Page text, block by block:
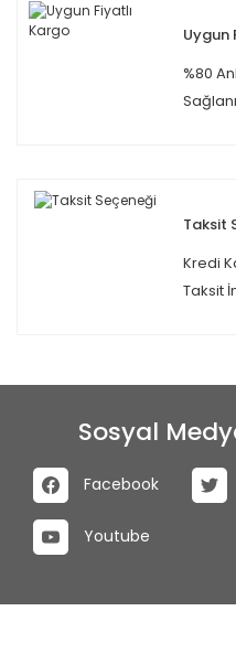
Uygun
%80
Taksit
Kredi
Taksit
Sosyal
Facebook
Youtube